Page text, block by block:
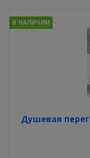
Душевая
В НАЛИЧИИ